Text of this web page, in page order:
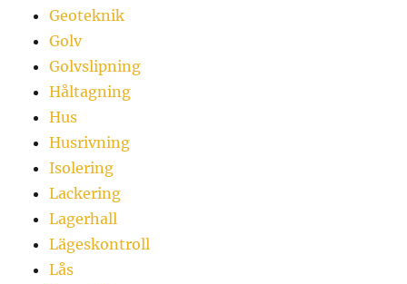
Geoteknik
Golv
Golvslipning
Håltagning
Hus
Husrivning
Isolering
Lackering
Lagerhall
Lägeskontroll
Lås